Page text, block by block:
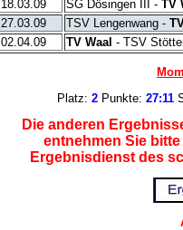
18.03.09
SG Dösingen III - TV
27.03.09
TSV Lengenwang -
02.04.09
TV Waal - TSV
Platz: 2Punkte: 27:11
Die anderen
entnehmen Sie
Ergebnisdienst des